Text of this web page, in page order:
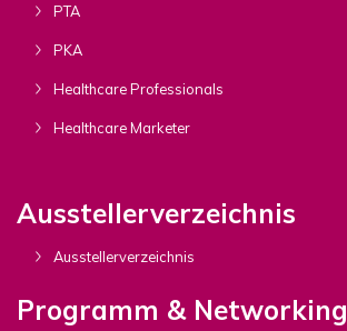
PTA
PKA
Healthcare Professionals
Healthcare Marketer
Ausstellerverzeichnis
Ausstellerverzeichnis
Programm & Networking